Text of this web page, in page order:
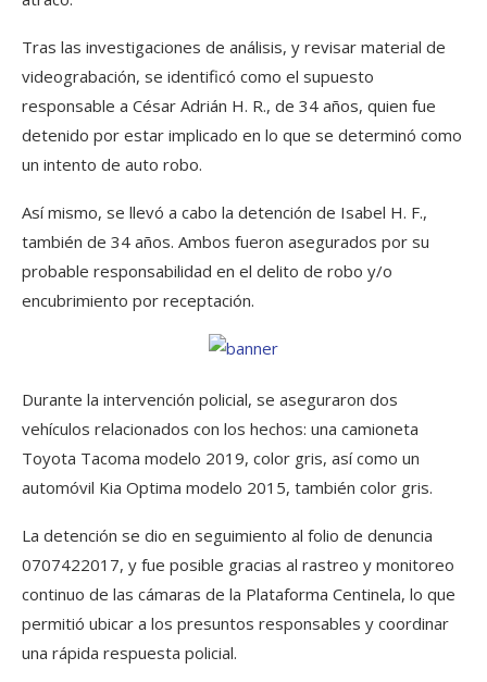
Tras las investigaciones de análisis, y revisar material de
videograbación, se identificó como el supuesto
responsable a César Adrián H. R., de 34 años, quien fue
detenido por estar implicado en lo que se determinó como
un intento de auto robo.
Así mismo, se llevó a cabo la detención de Isabel H. F.,
también de 34 años. Ambos fueron asegurados por su
probable responsabilidad en el delito de robo y/o
encubrimiento por receptación.
Durante la intervención policial, se aseguraron dos
vehículos relacionados con los hechos: una camioneta
Toyota Tacoma modelo 2019, color gris, así como un
automóvil Kia Optima modelo 2015, también color gris.
La detención se dio en seguimiento al folio de denuncia
0707422017, y fue posible gracias al rastreo y monitoreo
continuo de las cámaras de la Plataforma Centinela, lo que
permitió ubicar a los presuntos responsables y coordinar
una rápida respuesta policial.